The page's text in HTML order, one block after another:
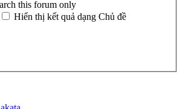
this forum only
Hiển thị kết quả dạng Chủ đề